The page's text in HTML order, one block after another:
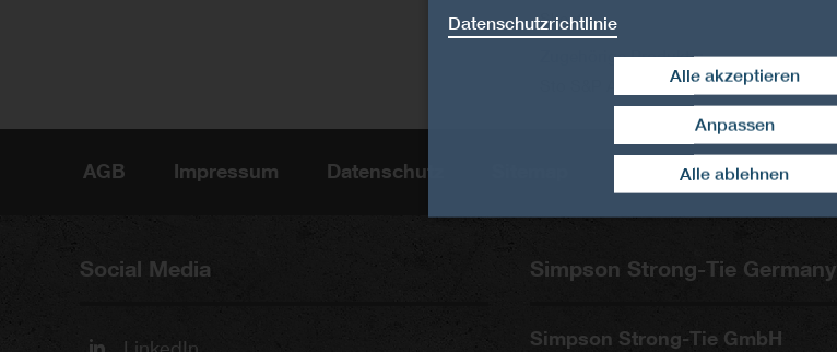
Sheets
Zugehörige Produkte
Sto S&P A-Sheet 120
AGB Impressum Datenschutz Kontakt
Simpson Strong-Tie Germany
Simpson Strong-Tie GmbH
Social Media
Datenschutzrichtlinie
Alle ablehnen
Alle akzeptieren
Zustimmung widerrufen
Anpassen